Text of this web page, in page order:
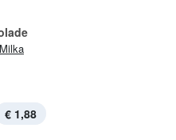
Milka
€ 1,88